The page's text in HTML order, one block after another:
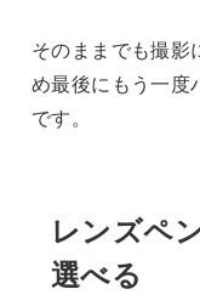
そのままでも撮影
め最後にもう一度
です。
レンズペ
選べる